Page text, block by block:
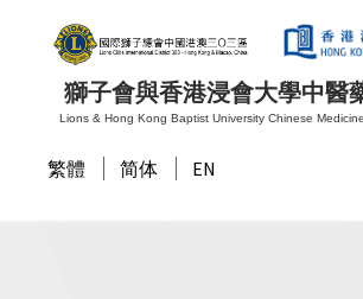
獅子會與香港浸會大學中醫
Lions & Hong Kong Baptist University Chinese
繁體 简体 EN